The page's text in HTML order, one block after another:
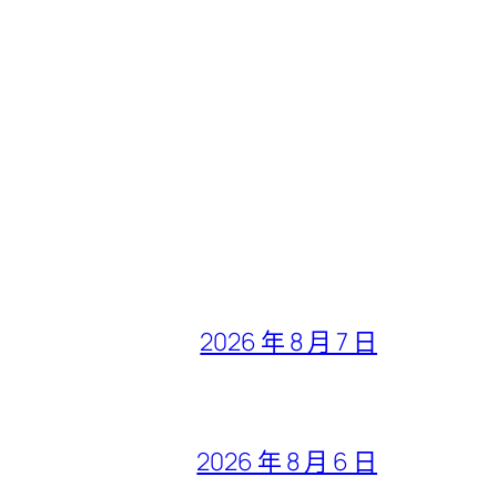
2026 年 8 月 7 日
2026 年 8 月 6 日